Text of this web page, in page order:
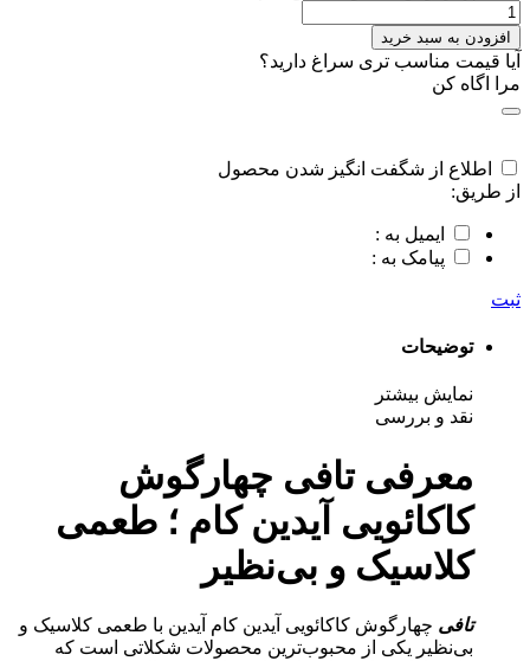
افزودن به سبد خرید
آیا قیمت مناسب تری سراغ دارید؟
مرا اگاه کن
اطلاع از شگفت انگیز شدن محصول
از طریق:
ایمیل به :
پیامک به :
ثبت
توضیحات
نمایش بیشتر
نقد و بررسی
معرفی تافی چهارگوش
کاکائویی آیدین کام ؛ طعمی
کلاسیک و بی‌نظیر
تافی چهارگوش کاکائویی آیدین کام آیدین با طعمی کلاسیک و
بی‌نظیر یکی از محبوب‌ترین محصولات شکلاتی است که